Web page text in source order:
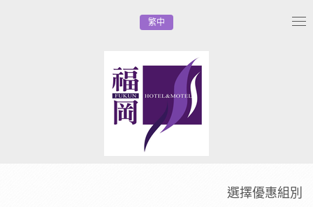
繁中
選擇優惠組別